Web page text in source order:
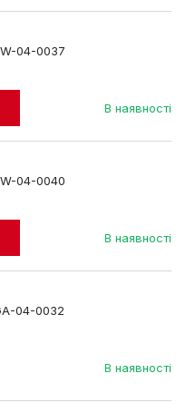
04-0037
В наявності
04-0040
В наявності
04-0032
В наявності